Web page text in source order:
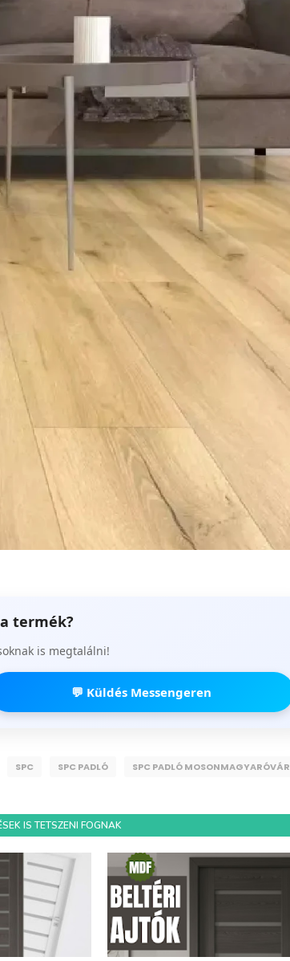
termék?
is megtalálni!
💬 Küldés Messengeren
SPC SPC PADLÓ
SPC PADLÓ MOSONMAGYARÓVÁR
IS TETSZENI FOGNAK
Tetszik a termék?
Oszd meg másokkal is!
📘 Megosztás Facebookon
Bezárás